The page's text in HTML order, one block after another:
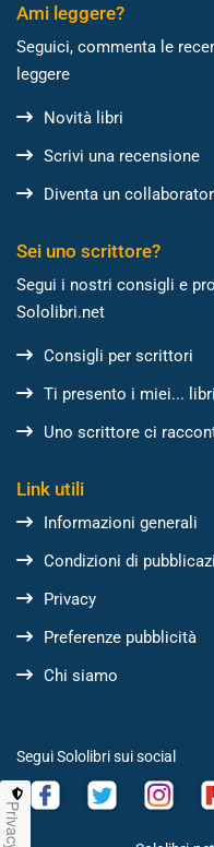
Ami leggere?
Seguici, commenta le
leggere
Novità libri
Scrivi una recensione
Diventa un
Sei uno scrittore?
Segui i nostri consigli e
Sololibri.net
Consigli per scrittori
Ti presento i miei... libri
Uno scrittore ci
Link utili
Informazioni generali
Condizioni di
Privacy
Preferenze pubblicità
Chi siamo
Segui Sololibri sui social
Privacy